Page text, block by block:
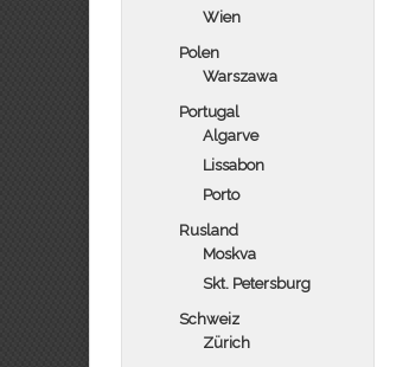
Wien
Polen
Warszawa
Portugal
Algarve
Lissabon
Porto
Rusland
Moskva
Skt. Petersburg
Schweiz
Zürich